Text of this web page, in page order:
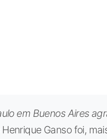
em Buenos Aires
Ganso foi,